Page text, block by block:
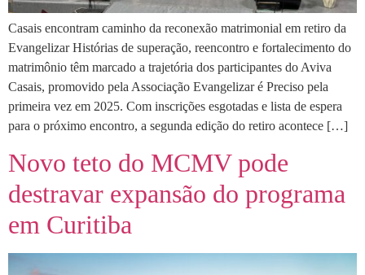
Casais encontram caminho da reconexão matrimonial em retiro da
Evangelizar Histórias de superação, reencontro e fortalecimento do
matrimônio têm marcado a trajetória dos participantes do Aviva
Casais, promovido pela Associação Evangelizar é Preciso pela
primeira vez em 2025. Com inscrições esgotadas e lista de espera
para o próximo encontro, a segunda edição do retiro acontece […]
Novo teto do MCMV pode
destravar expansão do programa
em Curitiba